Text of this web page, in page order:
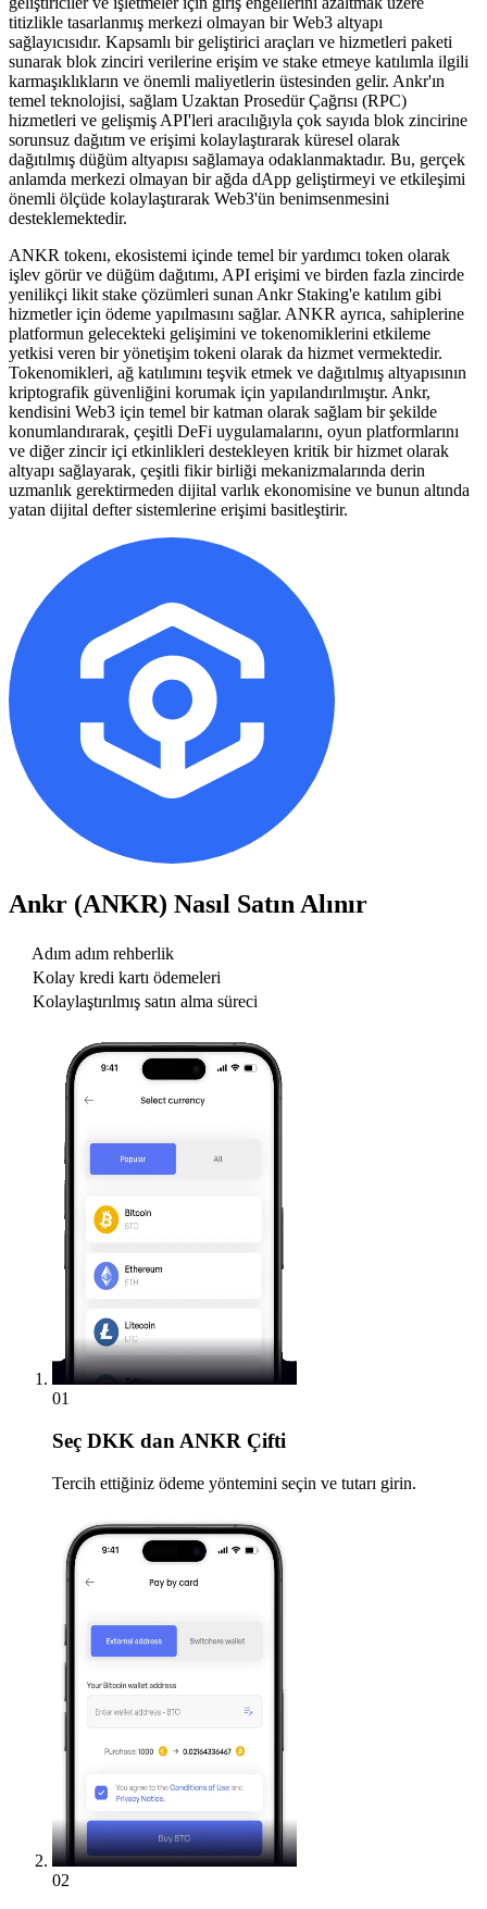
titizlikle tasarlanmış merkezi olmayan bir Web3 altyapı
sağlayıcısıdır. Kapsamlı bir geliştirici araçları ve hizmetleri paketi
sunarak blok zinciri verilerine erişim ve stake etmeye katılımla ilgili
karmaşıklıkların ve önemli maliyetlerin üstesinden gelir. Ankr'ın
temel teknolojisi, sağlam Uzaktan Prosedür Çağrısı (RPC)
hizmetleri ve gelişmiş API'leri aracılığıyla çok sayıda blok zincirine
sorunsuz dağıtım ve erişimi kolaylaştırarak küresel olarak
dağıtılmış düğüm altyapısı sağlamaya odaklanmaktadır. Bu, gerçek
anlamda merkezi olmayan bir ağda dApp geliştirmeyi ve etkileşimi
önemli ölçüde kolaylaştırarak Web3'ün benimsenmesini
desteklemektedir.
ANKR tokenı, ekosistemi içinde temel bir yardımcı token olarak
işlev görür ve düğüm dağıtımı, API erişimi ve birden fazla zincirde
yenilikçi likit stake çözümleri sunan Ankr Staking'e katılım gibi
hizmetler için ödeme yapılmasını sağlar. ANKR ayrıca, sahiplerine
platformun gelecekteki gelişimini ve tokenomiklerini etkileme
yetkisi veren bir yönetişim tokeni olarak da hizmet vermektedir.
Tokenomikleri, ağ katılımını teşvik etmek ve dağıtılmış altyapısının
kriptografik güvenliğini korumak için yapılandırılmıştır. Ankr,
kendisini Web3 için temel bir katman olarak sağlam bir şekilde
konumlandırarak, çeşitli DeFi uygulamalarını, oyun platformlarını
ve diğer zincir içi etkinlikleri destekleyen kritik bir hizmet olarak
altyapı sağlayarak, çeşitli fikir birliği mekanizmalarında derin
uzmanlık gerektirmeden dijital varlık ekonomisine ve bunun altında
yatan dijital defter sistemlerine erişimi basitleştirir.
Ankr (ANKR) Nasıl Satın Alınır
Adım adım rehberlik
Kolay kredi kartı ödemeleri
Kolaylaştırılmış satın alma süreci
01
Seç DKK dan ANKR Çifti
Tercih ettiğiniz ödeme yöntemini seçin ve tutarı girin.
02